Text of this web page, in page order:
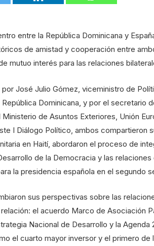
entre la República Dominicana y
de amistad y cooperación entre
mutuo interés para las relaciones
José Julio Gómez, viceministro de
Dominicana, y por el secretario
de Asuntos Exteriores, Unión
I Diálogo Político, ambos compartieron
en Haití, abordaron el proceso de
de la Democracia y las
la presidencia española en el segundo
sus perspectivas sobre las
el acuerdo Marco de Asociación
Nacional de Desarrollo y la
el cuarto mayor inversor y el primero de